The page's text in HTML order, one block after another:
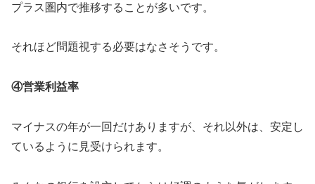
プラス圏内で推移することが多いです。
それほど問題視する必要はなさそうです。
④営業利益率
マイナスの年が一回だけありますが、それ以外は、安定し
ているように見受けられます。